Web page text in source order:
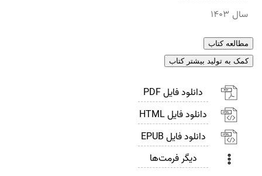
سال ۱۴۰۳
مطالعه کتاب
کمک به تولید بیشتر کتاب
دانلود فایل PDF
دانلود فایل HTML
دانلود فایل EPUB
دیگر فرمت‌ها